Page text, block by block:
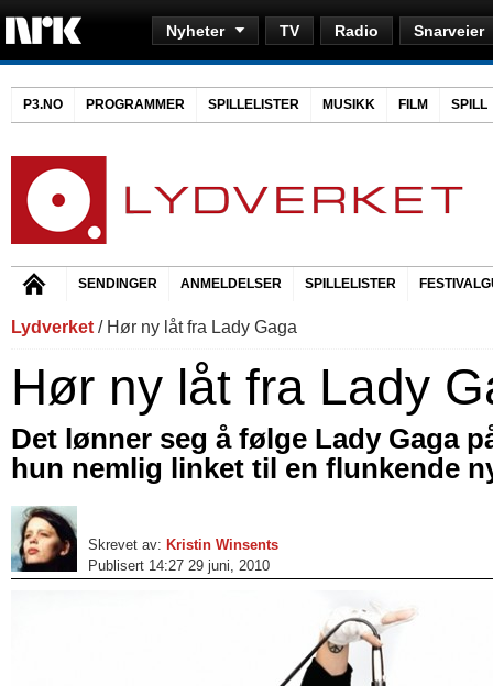
Nyheter TV Radio Snarveier
P3.NO PROGRAMMER SPILLELISTER MUSIKK FILM SPILL
SENDINGER ANMELDELSER SPILLELISTER
Lydverket / Hør ny låt fra Lady Gaga
Hør ny låt fra Lady
Det lønner seg å følge Lady Gaga
hun nemlig linket til en flunkende
Skrevet av: Kristin Winsents
Publisert 14:27 29 juni, 2010